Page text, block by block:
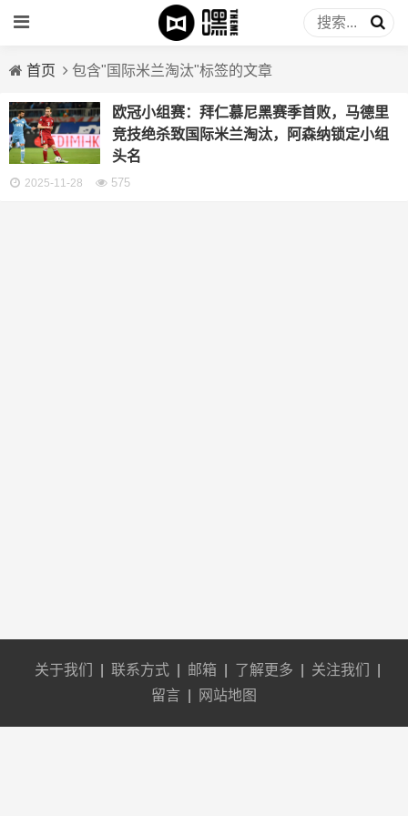
首页 包含"国际米兰淘汰"标签的文章
欧冠小组赛：拜仁慕尼黑赛季首败，马德里
竞技绝杀致国际米兰淘汰，阿森纳锁定小组
头名
2025-11-28 575
关于我们 联系方式 邮箱 了解更多 关注我们
留言
网站地图